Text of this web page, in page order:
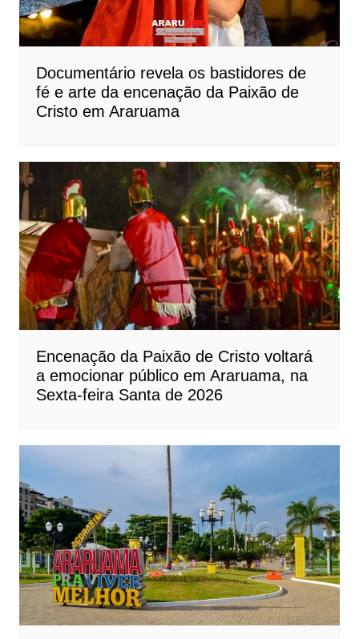
Documentário revela os bastidores de
fé e arte da encenação da Paixão de
Cristo em Araruama
Encenação da Paixão de Cristo voltará
a emocionar público em Araruama, na
Sexta-feira Santa de 2026